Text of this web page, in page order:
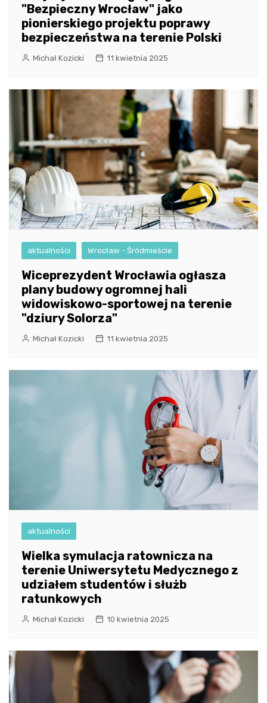
"Bezpieczny Wrocław" jako
pionierskiego projektu poprawy
bezpieczeństwa na terenie Polski
Michał Kozicki 11 kwietnia 2025
aktualności Wrocław - Śródmieście
Wiceprezydent Wrocławia ogłasza
plany budowy ogromnej hali
widowiskowo-sportowej na terenie
"dziury Solorza"
Michał Kozicki 11 kwietnia 2025
aktualności
Wielka symulacja ratownicza na
terenie Uniwersytetu Medycznego z
udziałem studentów i służb
ratunkowych
Michał Kozicki 10 kwietnia 2025